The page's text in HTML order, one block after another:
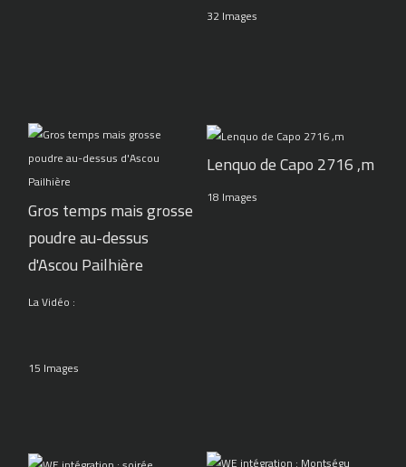
32 Images
Gros temps mais grosse
poudre au-dessus
d'Ascou Pailhière
La Vidéo :
15 Images
Lenquo de Capo 2716 ,m
18 Images